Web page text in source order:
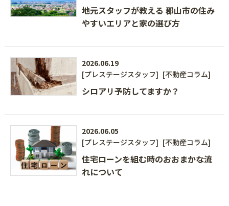
地元スタッフが教える 郡山市の住み
やすいエリアと家の選び方
2026.06.19
[プレステージスタッフ] [不動産コラム]
シロアリ予防してますか？
2026.06.05
[プレステージスタッフ] [不動産コラム]
住宅ローンを組む時のおおまかな流
れについて